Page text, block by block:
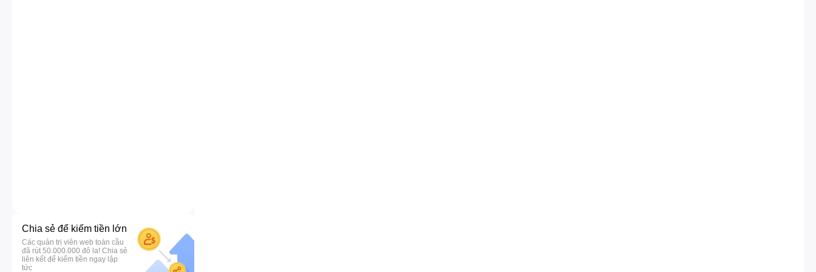
Chia sẻ để kiếm tiền lớn
Các quản trị viên web toàn cầu
đã rút 50.000.000 đô la! Chia sẻ
liên kết để kiếm tiền ngay lập
tức